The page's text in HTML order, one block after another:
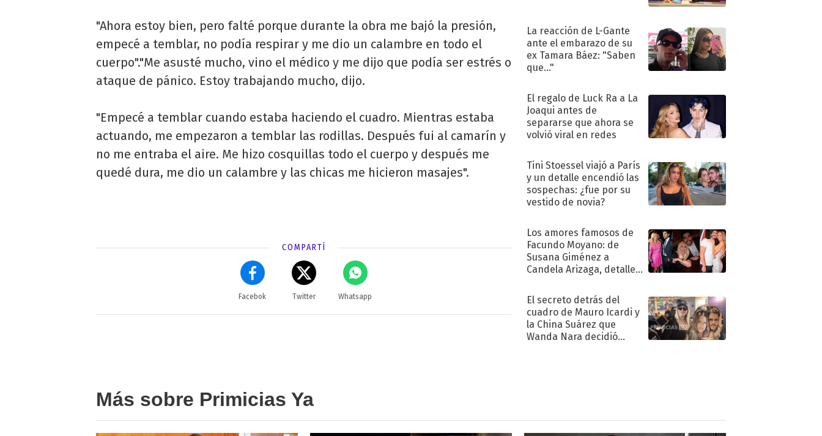
"Ahora estoy bien, pero falté porque durante la obra me bajó la presión,
empecé a temblar, no podía respirar y me dio un calambre en todo el
cuerpo"."Me asusté mucho, vino el médico y me dijo que podía ser estrés o
ataque de pánico. Estoy trabajando mucho, dijo.
"Empecé a temblar cuando estaba haciendo el cuadro. Mientras estaba
actuando, me empezaron a temblar las rodillas. Después fui al camarín y
no me entraba el aire. Me hizo cosquillas todo el cuerpo y después me
quedé dura, me dio un calambre y las chicas me hicieron masajes".
COMPARTÍ
Facebok Twitter Whatsapp
La reacción de L-Gante
ante el embarazo de su
ex Tamara Báez: "Saben
que..."
El regalo de Luck Ra a La
Joaqui antes de
separarse que ahora se
volvió viral en redes
Tini Stoessel viajó a París
y un detalle encendió las
sospechas: ¿fue por su
vestido de novia?
Los amores famosos de
Facundo Moyano: de
Susana Giménez a
Candela Arizaga, detalles
sentimental
El secreto detrás del
cuadro de Mauro Icardi y
la China Suárez que
Wanda Nara decidió
Más sobre Primicias Ya